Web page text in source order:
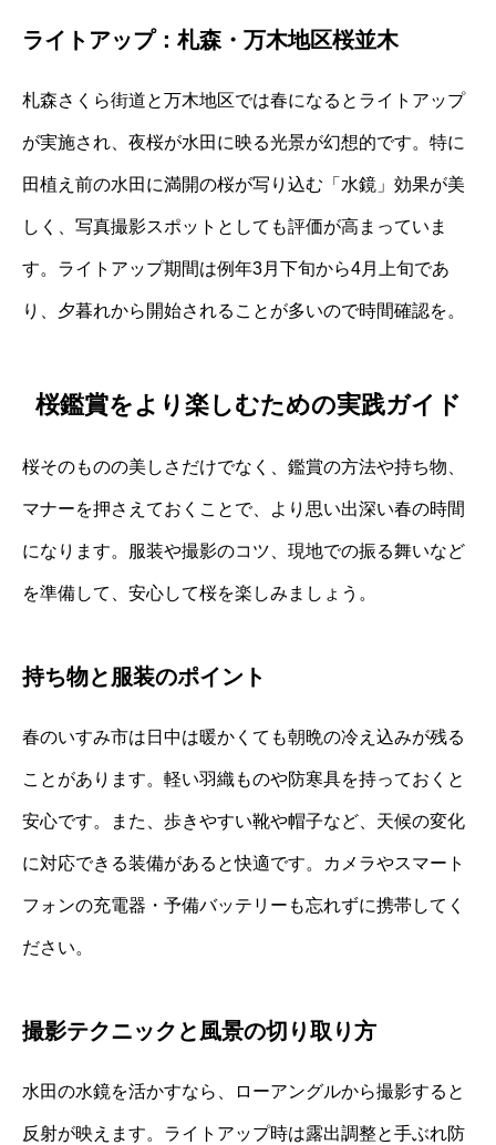
ライトアップ：札森・万木地区桜並木
札森さくら街道と万木地区では春になるとライトアップ
が実施され、夜桜が水田に映る光景が幻想的です。特に
田植え前の水田に満開の桜が写り込む「水鏡」効果が美
しく、写真撮影スポットとしても評価が高まっていま
す。ライトアップ期間は例年3月下旬から4月上旬であ
り、夕暮れから開始されることが多いので時間確認を。
桜鑑賞をより楽しむための実践ガイド
桜そのものの美しさだけでなく、鑑賞の方法や持ち物、
マナーを押さえておくことで、より思い出深い春の時間
になります。服装や撮影のコツ、現地での振る舞いなど
を準備して、安心して桜を楽しみましょう。
持ち物と服装のポイント
春のいすみ市は日中は暖かくても朝晩の冷え込みが残る
ことがあります。軽い羽織ものや防寒具を持っておくと
安心です。また、歩きやすい靴や帽子など、天候の変化
に対応できる装備があると快適です。カメラやスマート
フォンの充電器・予備バッテリーも忘れずに携帯してく
ださい。
撮影テクニックと風景の切り取り方
水田の水鏡を活かすなら、ローアングルから撮影すると
反射が映えます。ライトアップ時は露出調整と手ぶれ防